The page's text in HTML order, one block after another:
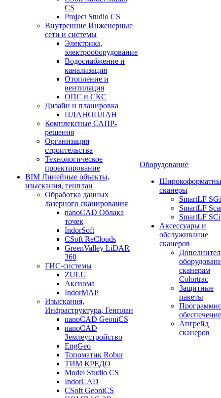
CS
Project Studio CS
Внутренние Инженерные
сети и системы
Электрика,
электрооборудование
Водоснабжение и
канализация
Отопление и
вентиляция
ОПС и СКС
Дизайн и планировка
ПЛАНОПЛАН
Комплексные САПР-
решения
Организация
строительства
Технологическое
проектирование
BIM Линейные объекты,
изыскания, генплан
Обработка данных
лазерного сканирования
nanoCAD Облака
точек
IndorSoft
CSoft ReClouds
GreenValley LiDAR
360
ГИС-системы
ZULU
Аксиома
IndorMAP
Изыскания,
Инфраструктура, Генплан
nanoCAD GeoniCS
nanoCAD
Землеустройство
EngGeo
Топоматик Robur
ТИМ КРЕДО
Model Studio CS
IndorCAD
CSoft GeoniCS
Оборудование
сканеры
SmartLF SGi
SmartLF
SmartLF SCi
Аксессуары и
обслуживание
сканеров
сканерам
Colortrac
Защитные
пакеты
обеспечение
Апгрейд
сканеров